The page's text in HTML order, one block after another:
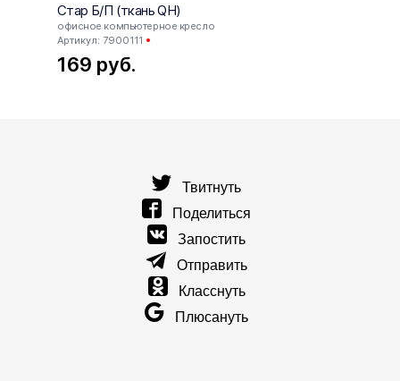
Стар Б/П (ткань QH)
офисное компьютерное кресло
Артикул: 7900111
169 руб.
Твитнуть
Поделиться
Запостить
Отправить
Класснуть
Плюсануть